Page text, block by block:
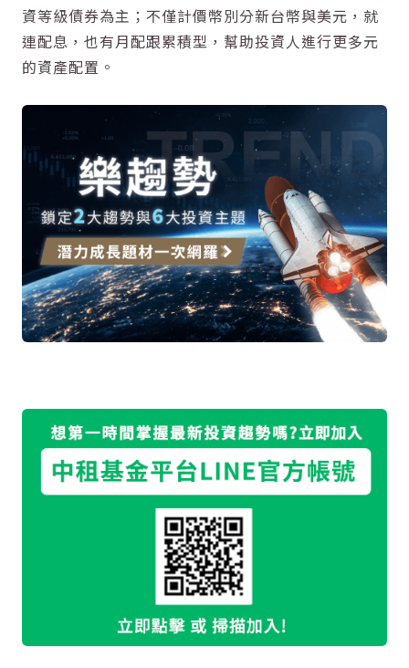
資等級債券為主；不僅計價幣別分新台幣與美元，就
連配息，也有月配跟累積型，幫助投資人進行更多元
的資產配置。